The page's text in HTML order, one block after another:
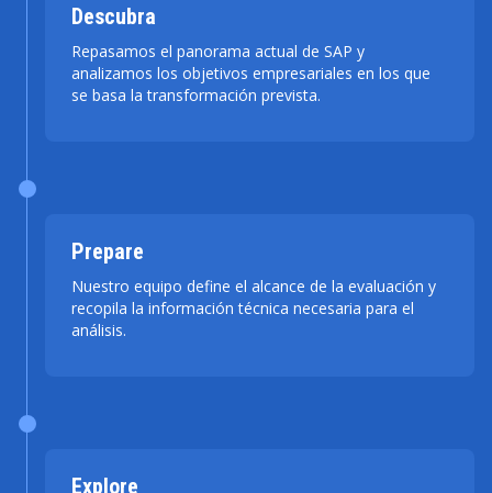
Descubra
Repasamos el panorama actual de SAP y
analizamos los objetivos empresariales en los que
se basa la transformación prevista.
Prepare
Nuestro equipo define el alcance de la evaluación y
recopila la información técnica necesaria para el
análisis.
Explore